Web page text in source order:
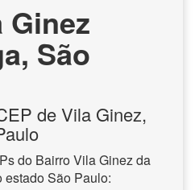
Ginez
São
de Vila Ginez,
do Bairro Vila Ginez da
São Paulo: